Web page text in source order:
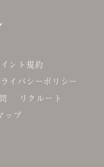
ント規約
イバシーポリシー
リクルート
ップ